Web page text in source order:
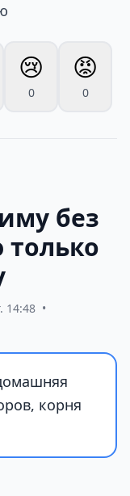
😢
0
😡
0
без
14:48 •
корня